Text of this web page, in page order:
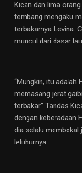
Kican dan lima
tembang mengaku
terbakarnya Levina.
muncul dari dasar
“Mungkin, itu adalah
memasang jerat
terbakar.” Tandas
dengan keberadaan
dia selalu
leluhurnya.